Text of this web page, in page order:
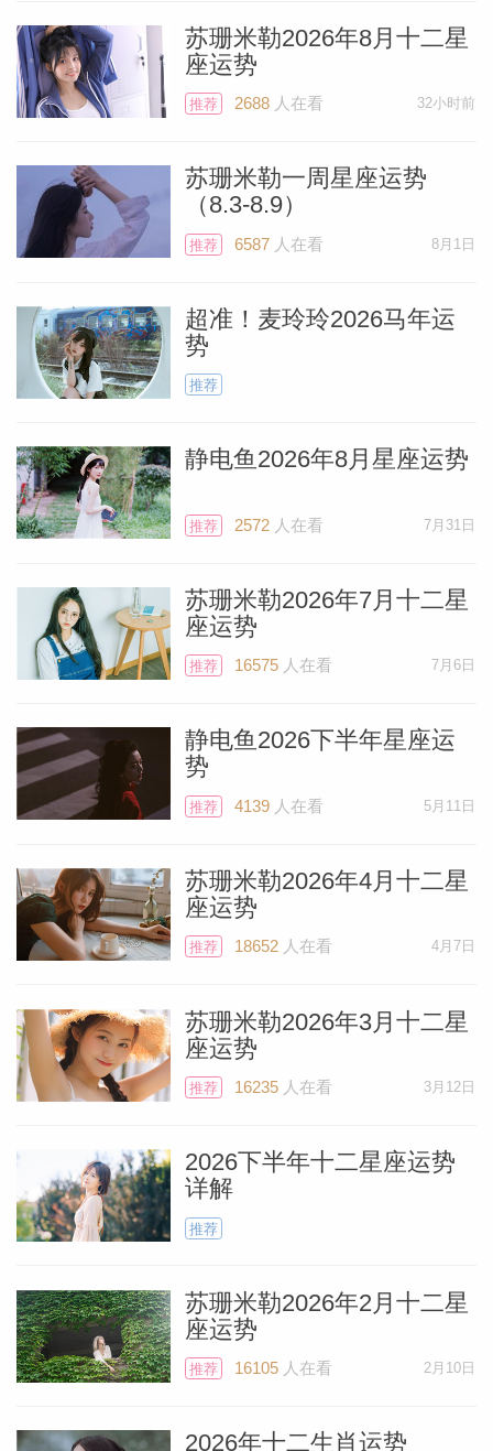
个人资
星将于7月7日进入风象星座双子座，并停
留七年之久，而土星则已进入火象白羊座，
最终会在此停留将近三年。火象因风而旺
木星于6月9日进入了水象星座巨蟹座，然
后在此停留一年，接着在明年2026年6月30
座，届时你将成为宇宙的宠儿。你已经等了
11年，才迎来这璀璨之年，现在只需再等
一年了。到那时，幸运之星木星进入狮子
之列。
造力、玩乐和文化气息，同时也是极具热情
与魅力的领导者；风象则偏重分析、思考和
表达，喜欢通过验证与辩论来追寻真理。你
的、有时甚至令你窒息的土象星座（冥王星
和天王星之前就长期驻留于土象），也正在
逐渐摆脱水象的影响（土星和海王星曾停
水与土往往会压制甚至熄灭你的火焰，而如
今，众多行星都位于风象与火象，这一变化
对你来说几乎是奇迹般的转运。
刚刚提到的大多数外行星，目前还只是在预
演，为未来几年做准备。在上个月的运势
中，我已经列出了这些行星今年“预演阶
App“Astrology Zone Horoscopes”（Apple
和Google Play商店中可下载）中查阅6月的
运势。如果你不知道该如何查找（应该会很
SusanMiller@astrologyzone.com，我们会
尽快为你解答。
苏珊米勒2026年8月十二星
座运势
推荐 2688人在看 32小时前
苏珊米勒一周星座运势
（8.3-8.9）
推荐 6587人在看 8月1日
超准！麦玲玲2026马年运
势
推荐
静电鱼2026年8月星座运势
推荐 2572人在看 7月31日
苏珊米勒2026年7月十二星
座运势
推荐 16575人在看 7月6日
静电鱼2026下半年星座运
势
推荐 4139人在看 5月11日
苏珊米勒2026年4月十二星
座运势
推荐 18652人在看 4月7日
苏珊米勒2026年3月十二星
座运势
推荐 16235人在看 3月12日
2026下半年十二星座运势
详解
推荐
苏珊米勒2026年2月十二星
座运势
推荐 16105人在看 2月10日
2026年十二生肖运势